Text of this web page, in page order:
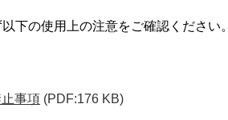
下の使用上の注意をご確認ください。
事項 (PDF:176 KB)